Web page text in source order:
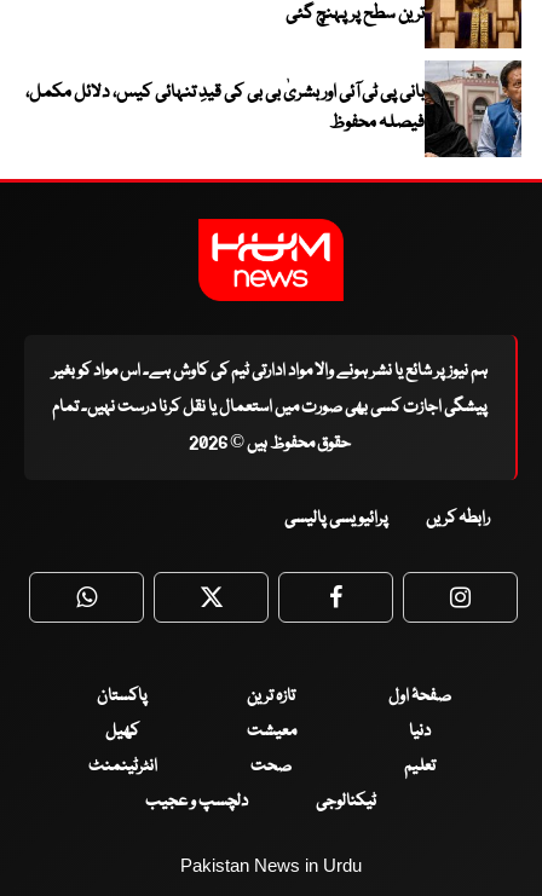
ترین سطح پر پہنچ گئی
بانی پی ٹی آئی اور بشریٰ بی بی کی قیدِ تنہائی کیس، دلائل مکمل،
فیصلہ محفوظ
ہم نیوز پر شائع یا نشر ہونے والا مواد ادارتی ٹیم کی کاوش ہے۔ اس مواد کو بغیر
پیشگی اجازت کسی بھی صورت میں استعمال یا نقل کرنا درست نہیں۔ تمام
حقوق محفوظ ہیں © 2026
رابطہ کریں پرائیویسی پالیسی
WhatsApp Twitter Facebook
صفحۂ اول تازہ ترین
پاکستان
دنیا
معیشت
کھیل
تعلیم
صحت
انٹرٹینمنٹ
ٹیکنالوجی
دلچسپ و عجیب
Pakistan News in Urdu